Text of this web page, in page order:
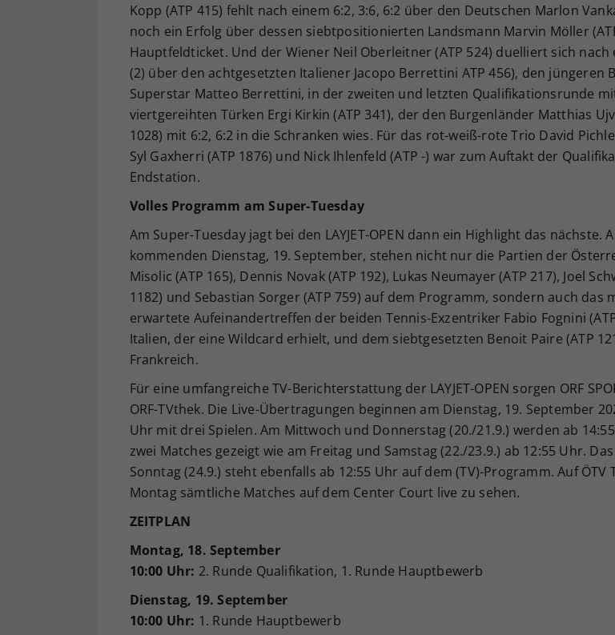
Kopp (ATP 415) fehlt nach einem 6:2, 3:6, 6:2 über den Deutschen Marlon
noch ein Erfolg über dessen siebtpositionierten Landsmann Marvin Möller
Hauptfeldticket. Und der Wiener Neil Oberleitner (ATP 524) duelliert sich nach
(2) über den achtgesetzten Italiener Jacopo Berrettini ATP 456), den jüngeren
Superstar Matteo Berrettini, in der zweiten und letzten Qualifikationsrunde
viertgereihten Türken Ergi Kirkin (ATP 341), der den Burgenländer Matthias
1028) mit 6:2, 6:2 in die Schranken wies. Für das rot-weiß-rote Trio David
Syl Gaxherri (ATP 1876) und Nick Ihlenfeld (ATP -) war zum Auftakt der
Endstation.
Volles Programm am Super-Tuesday
Am Super-Tuesday jagt bei den LAYJET-OPEN dann ein Highlight das nächste.
kommenden Dienstag, 19. September, stehen nicht nur die Partien der
Misolic (ATP 165), Dennis Novak (ATP 192), Lukas Neumayer (ATP 217), Joel
1182) und Sebastian Sorger (ATP 759) auf dem Programm, sondern auch das
erwartete Aufeinandertreffen der beiden Tennis-Exzentriker Fabio Fognini
Italien, der eine Wildcard erhielt, und dem siebtgesetzten Benoit Paire (ATP
Frankreich.
Für eine umfangreiche TV-Berichterstattung der LAYJET-OPEN sorgen ORF
ORF-TVthek. Die Live-Übertragungen beginnen am Dienstag, 19. September
Uhr mit drei Spielen. Am Mittwoch und Donnerstag (20./21.9.) werden ab
zwei Matches gezeigt wie am Freitag und Samstag (22./23.9.) ab 12:55 Uhr.
Sonntag (24.9.) steht ebenfalls ab 12:55 Uhr auf dem (TV)-Programm. Auf ÖTV
Montag sämtliche Matches auf dem Center Court live zu sehen.
ZEITPLAN
Montag, 18. September
10:00 Uhr: 2. Runde Qualifikation, 1. Runde Hauptbewerb
Dienstag, 19. September
10:00 Uhr: 1. Runde Hauptbewerb